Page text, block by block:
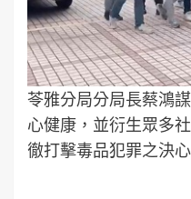
苓雅分局分局長蔡鴻
心健康，並衍生眾多
徹打擊毒品犯罪之決